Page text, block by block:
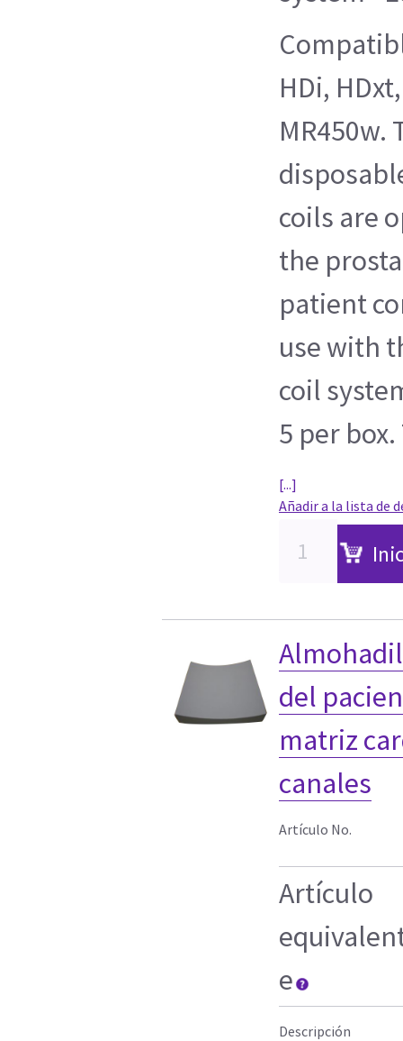
HDi,
MR450w.
coils are
the
patient
use with
coil
5 per
[...]
Añadir a la lista de
del
matriz
canales
Artículo No.
Artículo
e
Descripción